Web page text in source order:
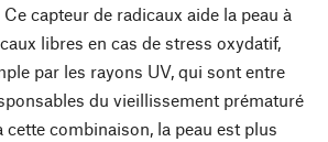
capteur de radicaux aide la peau à
libres en cas de stress oxydatif,
par les rayons UV, qui sont entre
du vieillissement prématuré
cette combinaison, la peau est plus